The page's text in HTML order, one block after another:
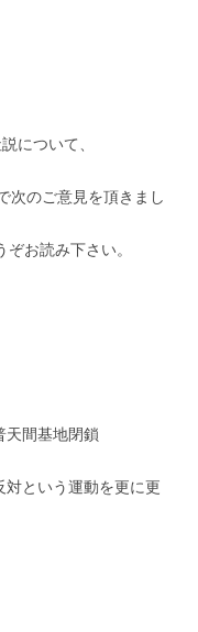
について、
次のご意見を頂きまし
お読み下さい。
天間基地閉鎖
という運動を更に更